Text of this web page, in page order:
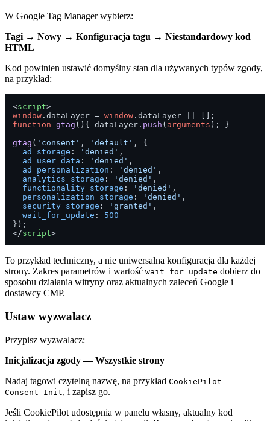
W Google Tag Manager wybierz:
Tagi → Nowy → Konfiguracja tagu → Niestandardowy kod
HTML
Kod powinien ustawić domyślny stan dla używanych typów zgody,
na przykład:
<script>
window . dataLayer = window . dataLayer
function gtag ( ){ dataLayer. push ( arguments ); }
gtag ( 'consent' , 'default' , {
ad_storage : 'denied' ,
ad_user_data : 'denied' ,
ad_personalization : 'denied' ,
analytics_storage : 'denied' ,
functionality_storage : 'denied' ,
personalization_storage : 'denied' ,
security_storage : 'granted' ,
wait_for_update : 500
</script>
To przykład techniczny, a nie uniwersalna konfiguracja dla każdej
strony. Zakres parametrów i wartość wait_for_update dobierz do
sposobu działania witryny oraz aktualnych zaleceń Google i
dostawcy CMP.
Ustaw wyzwalacz
Przypisz wyzwalacz:
Inicjalizacja zgody — Wszystkie strony
Nadaj tagowi czytelną nazwę, na przykład CookiePilot —
Consent Init, i zapisz go.
Jeśli CookiePilot udostępnia w panelu własny, aktualny kod